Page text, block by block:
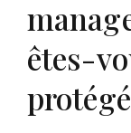
êtes-